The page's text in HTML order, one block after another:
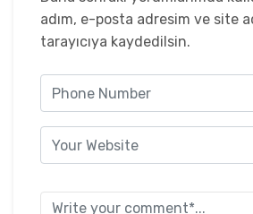
adım, e-posta adresim ve site
tarayıcıya kaydedilsin.